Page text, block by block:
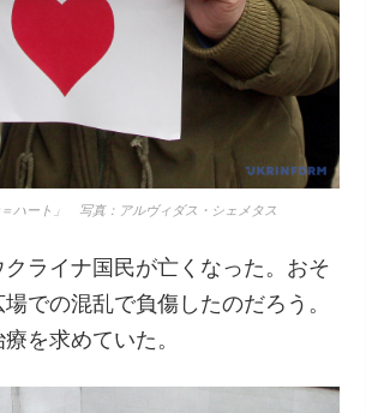
＝ハート」 写真：アルヴィダス・シェメタス
ライナ国民が亡くなった。おそ
での混乱で負傷したのだろう。
を求めていた。